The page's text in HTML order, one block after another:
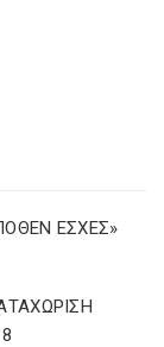
ΕΣΧΕΣ»